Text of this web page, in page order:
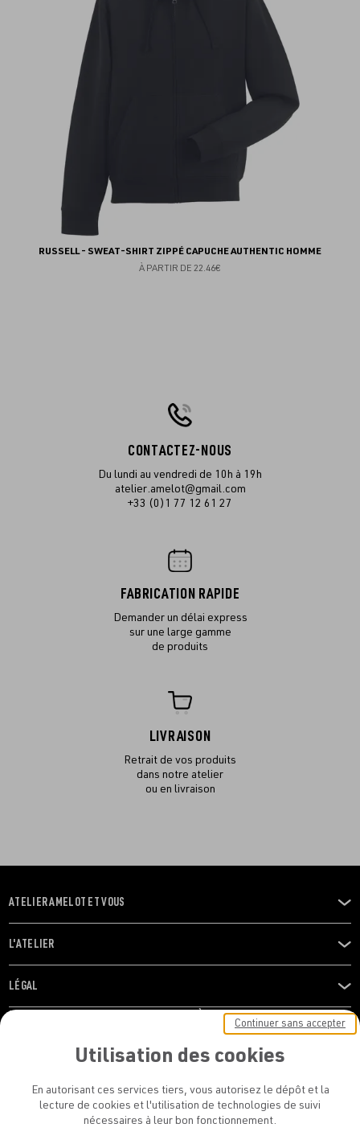
RUSSELL - SWEAT-SHIRT ZIPPÉ CAPUCHE AUTHENTIC HOMME
À PARTIR DE 22.46€
CONTACTEZ-NOUS
Du lundi au vendredi de 10h à 19h
atelier.amelot@gmail.com
+33 (0)1 77 12 61 27
FABRICATION RAPIDE
Demander un délai express
sur une large gamme
de produits
LIVRAISON
Retrait de vos produits
dans notre atelier
ou en livraison
OUVRIR
LE
MENU
ATELIER AMELOT ET VOUS
OUVRIR
LE
MENU
L'ATELIER
OUVRIR
LE
LÉGAL
RESTONS EN CONTACT ! ABONNEZ-VOUS À NOTRE
Utilisation des cookies
En autorisant ces services tiers, vous autorisez le dépôt et la
lecture de cookies et l'utilisation de technologies de suivi
nécessaires à leur bon fonctionnement.
Continuer sans accepter